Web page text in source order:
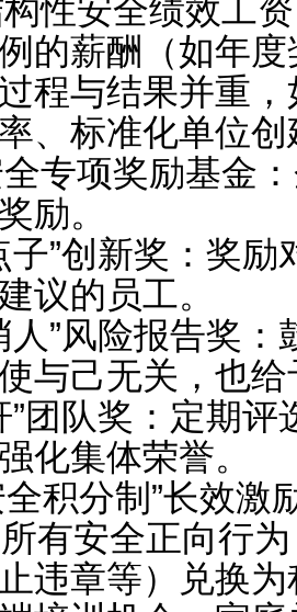
性安全绩效工
的薪酬（如年
程与结果并重
、标准化单位
专项奖励基金
励。
”创新奖：奖励
议的员工。
”风险报告奖：
与己无关，也
团队奖：定期评
化集体荣誉。
积分制”长效激
有安全正向行为
违章等）兑换